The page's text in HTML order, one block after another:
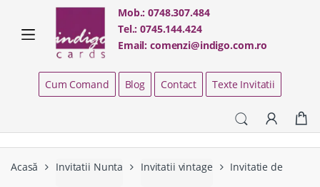
navigation
content
Mob.:0748.307.484
Tel.:0745.144.424
Email:comenzi@indigo.com.ro
Cum Comand Blog Contact Texte Invitatii
Acasă Invitatii Nunta Invitatii vintage Invitatie de